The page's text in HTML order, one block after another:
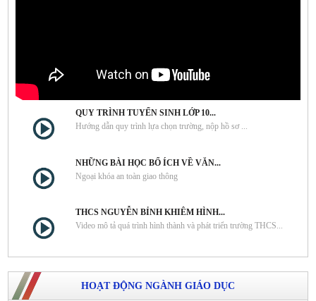
QUY TRÌNH TUYỂN SINH LỚP 10...
Hướng dẫn quy trình lựa chọn trường, nộp hồ sơ ...
NHỮNG BÀI HỌC BỔ ÍCH VỀ VĂN...
Ngoại khóa an toàn giao thông
THCS NGUYỄN BỈNH KHIÊM HÌNH...
Video mô tả quá trình hình thành và phát triển trường THCS...
HOẠT ĐỘNG NGÀNH GIÁO DỤC